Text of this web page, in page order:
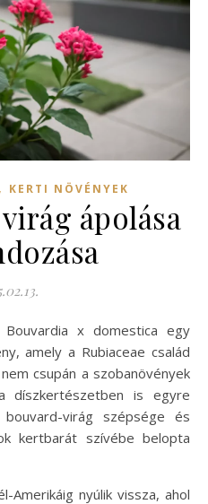
, KERTI NÖVÉNYEK
ápolása
amely a Rubiaceae család
csupán a szobanövények
díszkertészetben is egyre
virág szépsége és
kertbarát szívébe belopta
nyúlik vissza, ahol